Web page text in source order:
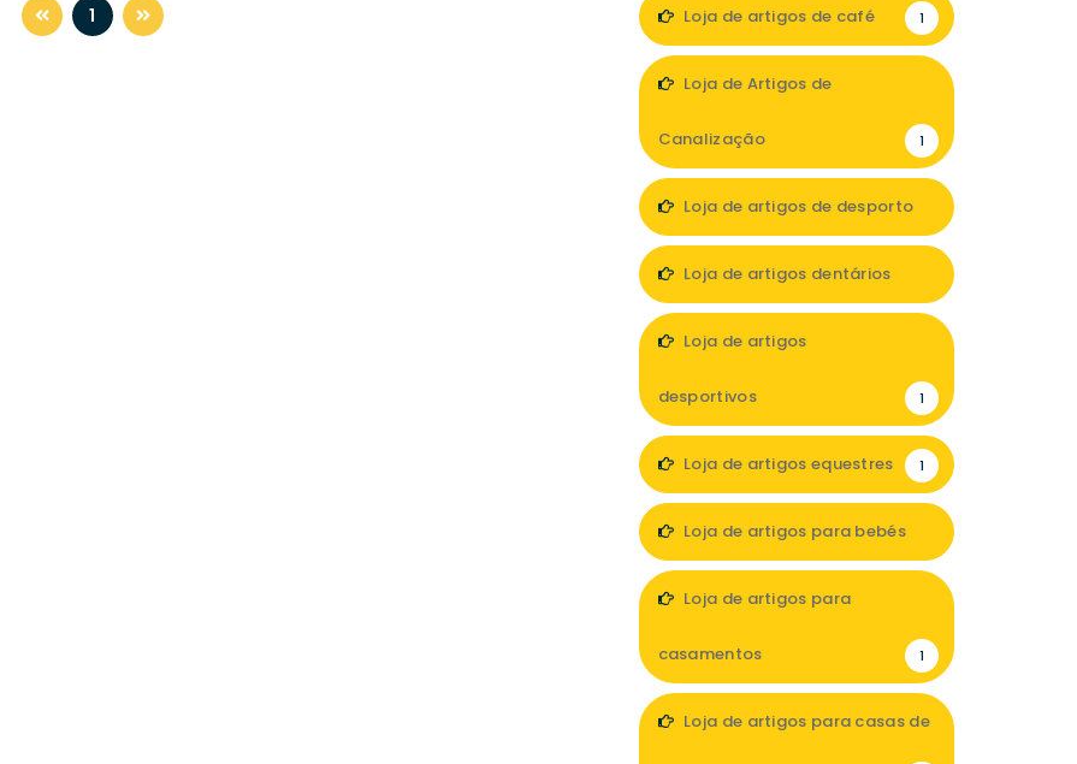
1 Loja de artigos de café 1
Loja de Artigos de
Canalização 1
Loja de artigos de desporto
Loja de artigos dentários
Loja de artigos
desportivos 1
Loja de artigos equestres 1
Loja de artigos para bebés
Loja de artigos para
casamentos 1
Loja de artigos para casas de